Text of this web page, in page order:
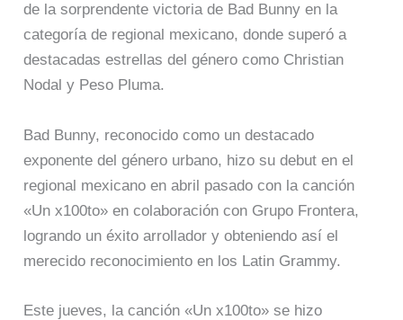
de la sorprendente victoria de Bad Bunny en la
categoría de regional mexicano, donde superó a
destacadas estrellas del género como Christian
Nodal y Peso Pluma.
Bad Bunny, reconocido como un destacado
exponente del género urbano, hizo su debut en el
regional mexicano en abril pasado con la canción
«Un x100to» en colaboración con Grupo Frontera,
logrando un éxito arrollador y obteniendo así el
merecido reconocimiento en los Latin Grammy.
Este jueves, la canción «Un x100to» se hizo